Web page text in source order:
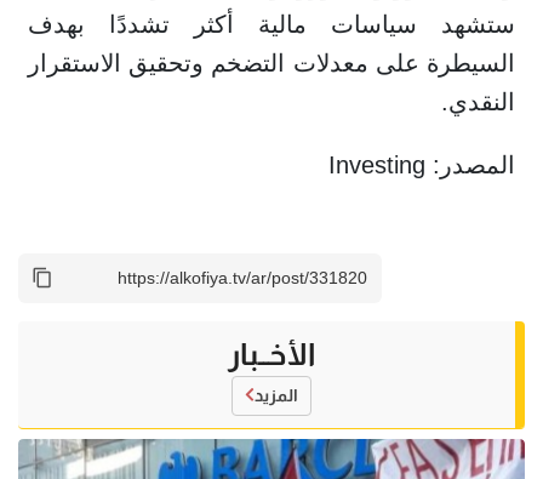
ستشهد سياسات مالية أكثر تشددًا بهدف
السيطرة على معدلات التضخم وتحقيق الاستقرار
النقدي.
المصدر: Investing
الأخــبار
المزيد